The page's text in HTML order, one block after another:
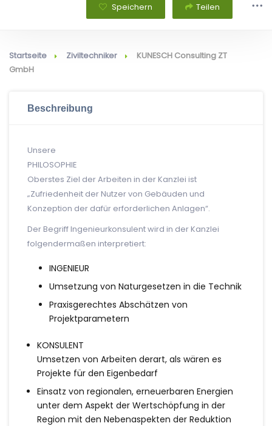
Speichern Teilen
Startseite Ziviltechniker
KUNESCH Consulting ZT
GmbH
Beschreibung
Unsere
PHILOSOPHIE
Oberstes Ziel der Arbeiten in der Kanzlei ist
„Zufriedenheit der Nutzer von Gebäuden und
Konzeption der dafür erforderlichen Anlagen“.
Der Begriff Ingenieurkonsulent wird in der Kanzlei
folgendermaßen interpretiert:
INGENIEUR
Umsetzung von Naturgesetzen in die Technik
Praxisgerechtes Abschätzen von
Projektparametern
KONSULENT
Umsetzen von Arbeiten derart, als wären es
Projekte für den Eigenbedarf
Einsatz von regionalen, erneuerbaren Energien
unter dem Aspekt der Wertschöpfung in der
Region mit den Nebenaspekten der Reduktion